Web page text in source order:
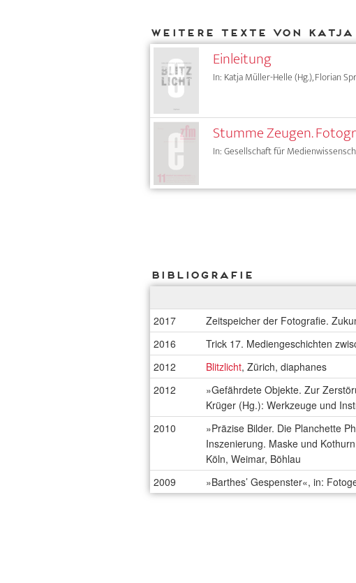
Weitere Texte von Katja
Einleitung
In: Katja Müller-Helle (Hg.), Florian
Stumme Zeugen.
In: Gesellschaft für
Bibliografie
2017
Zeitspeicher der Fotografie.
2016
Trick 17. Mediengeschichten
2012
Blitzlicht, Zürich, diaphanes
2012
»Gefährdete Objekte. Zur
Krüger (Hg.): Werkzeuge und
2010
»Präzise Bilder. Die Planchette
Inszenierung. Maske und
Köln, Weimar, Böhlau
2009
»Barthes’ Gespenster«, in: